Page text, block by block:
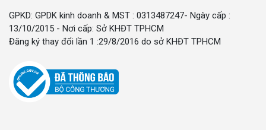
GPKD: GPDK kinh doanh & MST : 0313487247- Ngày cấp :
13/10/2015 - Nơi cấp: Sở KHĐT TPHCM
Đăng ký thay đổi lần 1 :29/8/2016 do sở KHĐT TPHCM